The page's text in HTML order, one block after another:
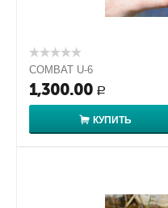
COMBAT U-6
1,300.00 Р
КУПИТЬ